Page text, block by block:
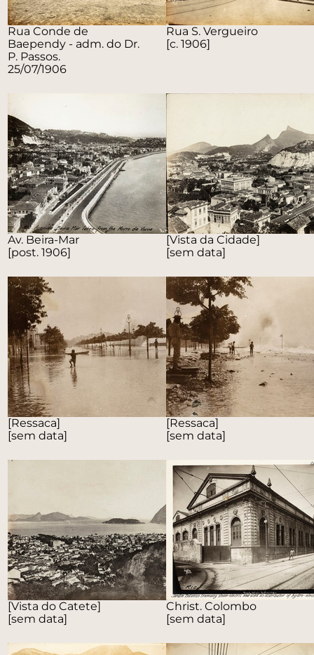
Rua Conde de
Baependy - adm. do Dr.
P. Passos.
25/07/1906
Rua S. Vergueiro
[c. 1906]
Av. Beira-Mar
[post. 1906]
[Vista da Cidade]
[sem data]
[Ressaca]
[sem data]
[Ressaca]
[sem data]
[Vista do Catete]
[sem data]
Christ. Colombo
[sem data]